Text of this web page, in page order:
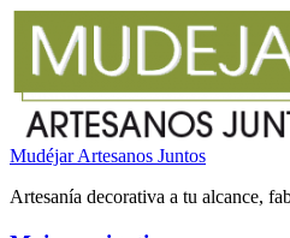
Mudéjar Artesanos Juntos
Artesanía decorativa a tu alcance,